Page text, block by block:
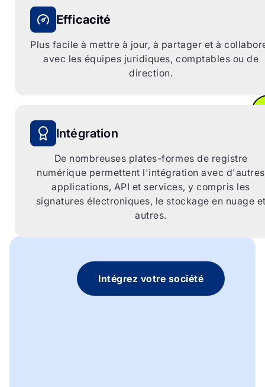
Efficacité
Plus facile à mettre à jour, à partager et à
avec les équipes juridiques, comptables ou de
direction.
Intégration
De nombreuses plates-formes de registre
numérique permettent l'intégration avec d'autres
applications, API et services, y compris les
signatures électroniques, le stockage en nuage
autres.
Intégrez votre société